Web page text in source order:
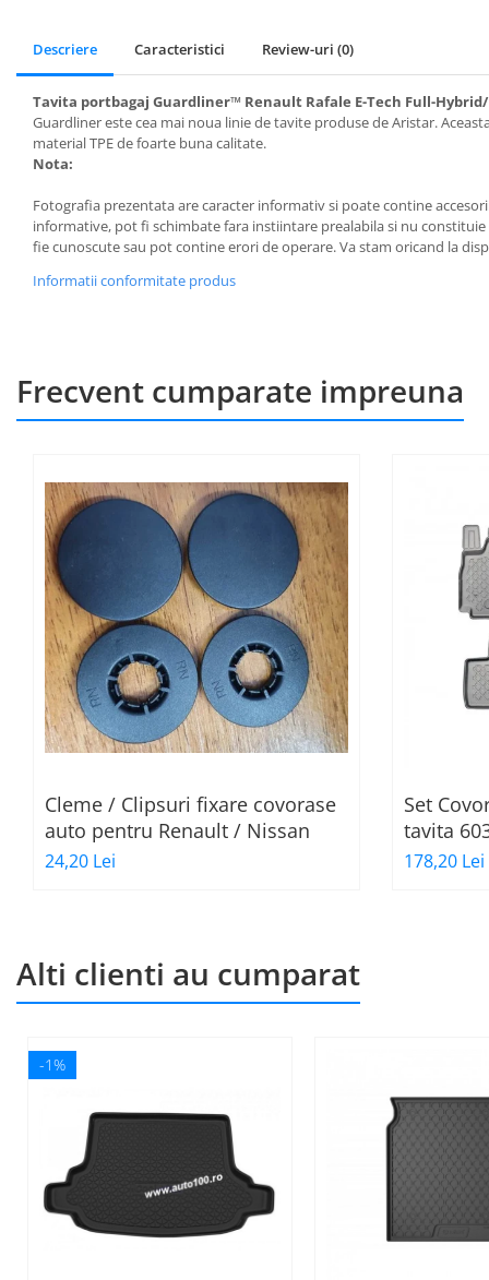
Paravanturi auto
Lumini ambientale
Descriere Caracteristici Review-uri (0)
Tavita portbagaj Guardliner™ Renault Rafale E-Tech Full-
Guardliner este cea mai noua linie de tavite produse de Aristar.
material TPE de foarte buna calitate.
Nota:
Fotografia prezentata are caracter informativ si poate contine
informative, pot fi schimbate fara instiintare prealabila si nu
fie cunoscute sau pot contine erori de operare. Va stam oricand la
Informatii conformitate produs
Frecvent cumparate impreuna
Cleme / Clipsuri fixare covorase
auto pentru Renault / Nissan
24,20 Lei
Set
tavita
178,20 Lei
Alti clienti au cumparat
-1%